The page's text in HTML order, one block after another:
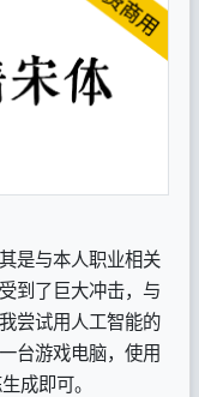
是与本人职业相关
到了巨大冲击，与
尝试用人工智能的
台游戏电脑，使用
成即可。